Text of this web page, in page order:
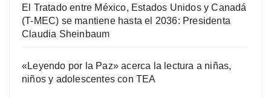
El Tratado entre México, Estados Unidos y Canadá
(T-MEC) se mantiene hasta el 2036: Presidenta
Claudia Sheinbaum
«Leyendo por la Paz» acerca la lectura a niñas,
niños y adolescentes con TEA